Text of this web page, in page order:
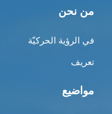
من نحن
في الرؤية الحركيّة
تعريف
مواضيع